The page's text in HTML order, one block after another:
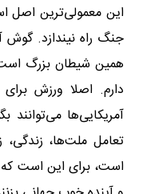
این معمولی‌ترین اصل
جنگ راه نیندازد. گوش
همین شیطان بزرگ
دارم. اصلا ورزش
آمریکایی‌ها
تعامل ملت‌ها،
است، برای این است